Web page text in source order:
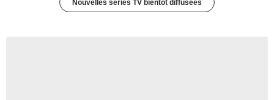
Nouvelles séries TV bientôt diffusées